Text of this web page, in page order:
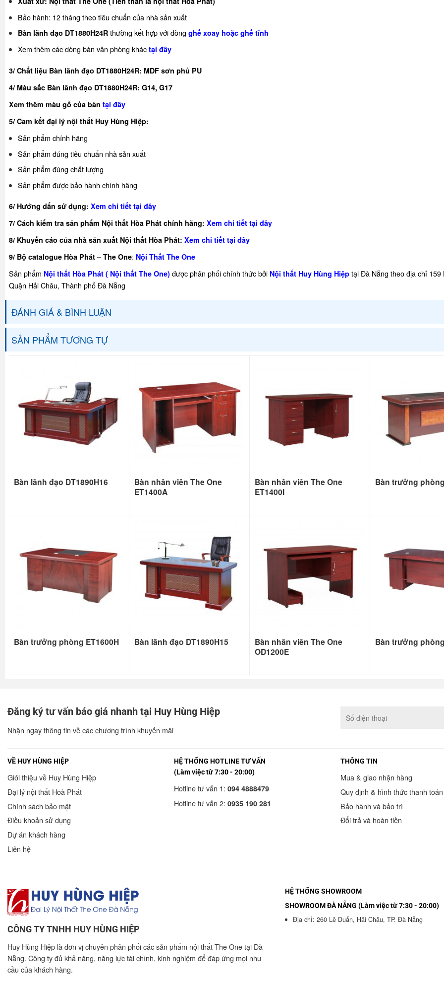
Bảo hành: 12 tháng theo tiêu chuẩn của nhà sản xuất
Bàn lãnh đạo DT1880H24Rthường kết hợp với dòngghế xoay hoặcghế tĩnh
Xem thêm các dòng bàn văn phòng kháctại đây
3/ Chất liệu Bàn lãnh đạo DT1880H24R: MDF sơn phủ PU
4/ Màu sắc Bàn lãnh đạo DT1880H24R: G14, G17
Xem thêm màu gỗ của bàn tại đây
5/ Cam kết đại lý nội thất Huy Hùng Hiệp:
Sản phẩm chính hãng
Sản phẩm đúng tiêu chuẩn nhà sản xuất
Sản phẩm đúng chất lượng
Sản phẩm được bảo hành chính hãng
6/ Hướng dẩn sử dụng: Xem chi tiết tại đây
7/ Cách kiểm tra sản phẩm Nội thất Hòa Phát chính hãng: Xem chi tiết tại đây
8/ Khuyến cáo của nhà sản xuất Nội thất Hòa Phát: Xem chi tiết tại đây
9/ Bộ catalogue Hòa Phát – The One: Nội Thất The One
Sản phẩm Nội thất Hòa Phát ( Nội thất The One) được phân phối chính thức bởi Nội thất Huy Hùng Hiệptại Đà Nẵng theo địa chỉ 159
Quận Hải Châu, Thành phố Đà Nẵng
ĐÁNH GIÁ & BÌNH LUẬN
SẢN PHẨM TƯƠNG TỰ
Bàn lãnh đạo DT1890H16
Bàn nhân viên The One
ET1400A
Bàn nhân viên The One
ET1400I
Bàn trưởng
Bàn trưởng phòng ET1600H Bàn lãnh đạo DT1890H15
Bàn nhân viên The One
OD1200E
Bàn trưởng
Đăng ký tư vấn báo giá nhanh tại Huy Hùng Hiệp
Nhận ngay thông tin về các chương trình khuyến mãi
VỀ HUY HÙNG HIỆP
Giới thiệu về Huy Hùng Hiệp
Đại lý nội thất Hoà Phát
Chính sách bảo mật
Điều khoản sử dụng
Dự án khách hàng
Liên hệ
HỆ THỐNG HOTLINE TƯ VẤN
(Làm việc từ 7:30 - 20:00)
Hotline tư vấn 1: 094 4888479
Hotline tư vấn 2: 0935 190 281
THÔNG TIN
Mua & giao nhận hàng
Quy định & hình thức thanh toán
Bảo hành và bảo trì
Đổi trả và hoàn tiền
CÔNG TY TNHH HUY HÙNG HIỆP
Huy Hùng Hiệp là đơn vị chuyên phân phối các sản phẩm nội thất The One tại Đà
Nẵng. Công ty đủ khả năng, năng lực tài chính, kinh nghiệm để đáp ứng mọi nhu
cầu của khách hàng.
HỆ THỐNG SHOWROOM
SHOWROOM ĐÀ NẴNG (Làm việc từ 7:30 - 20:00)
Địa chỉ: 260 Lê Duẩn, Hải Châu, TP. Đà Nẵng